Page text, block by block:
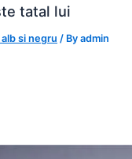
tatal lui
si negru / Byadmin